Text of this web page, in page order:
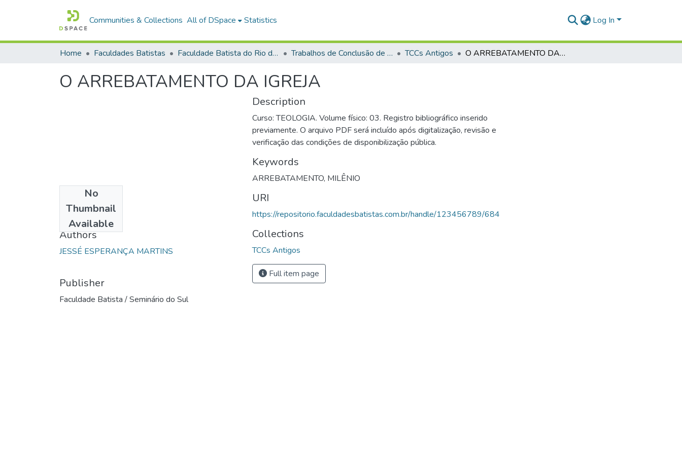
Communities & Collections All of DSpace Statistics Log In
Home Faculdades Batistas Faculdade Batista do Rio de Janeiro (FABAT-RJ) Trabalhos de Conclusão de Curso (TCC) TCCs Antigos O ARREBATAMENTO DA IGREJA
O ARREBATAMENTO DA IGREJA
No
Thumbnail
Available
1983
Authors
JESSÉ ESPERANÇA MARTINS
Publisher
Faculdade Batista / Seminário do Sul
Description
Curso: TEOLOGIA. Volume físico: 03. Registro bibliográfico inserido
previamente. O arquivo PDF será incluído após digitalização, revisão e
verificação das condições de disponibilização pública.
Keywords
ARREBATAMENTO, MILÊNIO
URI
https://repositorio.faculdadesbatistas.com.br/handle/123456789/684
Collections
TCCs Antigos
Full item page